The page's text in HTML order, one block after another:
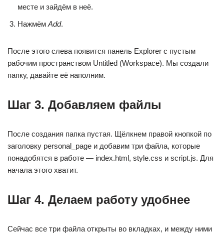
месте и зайдём в неё.
Нажмём Add.
После этого слева появится панель Explorer с пустым
рабочим пространством Untitled (Workspace). Мы создали
папку, давайте её наполним.
Шаг 3. Добавляем файлы
После создания папка пустая. Щёлкнем правой кнопкой по
заголовку personal_page и добавим три файла, которые
понадобятся в работе — index.html, style.css и script.js. Для
начала этого хватит.
Шаг 4. Делаем работу удобнее
Сейчас все три файла открыты во вкладках, и между ними